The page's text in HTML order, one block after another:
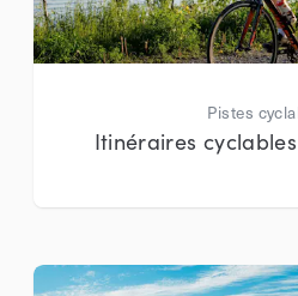
Pistes
Itinéraires